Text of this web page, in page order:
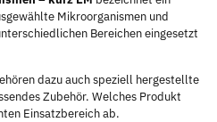
Mikroorganismen und
Bereichen eingesetzt
dazu auch speziell hergestellte
Zubehör. Welches Produkt
Einsatzbereich ab.